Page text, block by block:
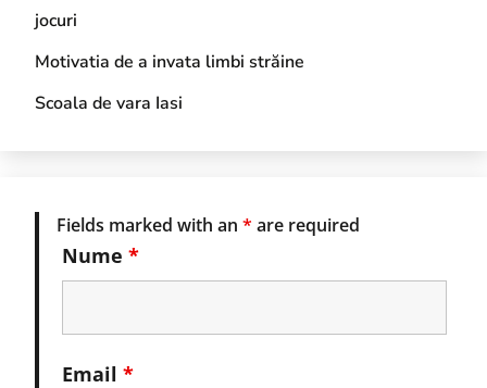
jocuri
Motivatia de a invata limbi străine
Scoala de vara Iasi
Fields marked with an * are required
Nume *
Email *